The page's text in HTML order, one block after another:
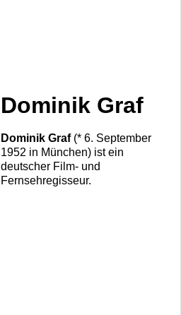
Dominik Graf
Dominik Graf(* 6. September
1952 in München) ist ein
deutscher Film- und
Fernsehregisseur.